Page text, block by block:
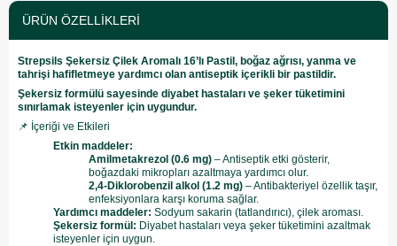
ÜRÜN ÖZELLIKLERI
Strepsils Şekersiz Çilek Aromalı 16’lı Pastil, boğaz ağrısı, yanma ve
tahrişi hafifletmeye yardımcı olan antiseptik içerikli bir pastildir.
Şekersiz formülü sayesinde diyabet hastaları ve şeker tüketimini
sınırlamak isteyenler için uygundur.
📌 İçeriği ve Etkileri
Etkin maddeler:
Amilmetakrezol (0.6 mg) – Antiseptik etki gösterir,
boğazdaki mikropları azaltmaya yardımcı olur.
2,4-Diklorobenzil alkol (1.2 mg) – Antibakteriyel özellik taşır,
enfeksiyonlara karşı koruma sağlar.
Yardımcı maddeler: Sodyum sakarin (tatlandırıcı), çilek aroması.
Şekersiz formül: Diyabet hastaları veya şeker tüketimini azaltmak
isteyenler için uygun.